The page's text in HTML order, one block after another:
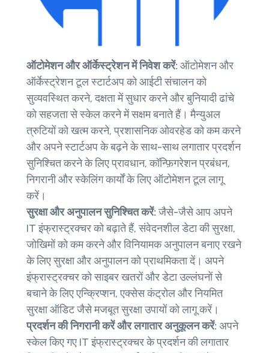
ऑटोमेशन और ऑर्केस्ट्रेशन में निवेश करें: ऑटोमेशन और
ऑर्केस्ट्रेशन टूल स्टार्टअप को आईटी संचालन को
सुव्यवस्थित करने, दक्षता में सुधार करने और बुनियादी ढांचे
को सहजता से स्केल करने में सक्षम बनाते हैं। मैन्युअल
त्रुटियों को खत्म करने, प्रशासनिक ओवरहेड को कम करने
और अपने स्टार्टअप के बढ़ने के साथ-साथ लगातार प्रदर्शन
सुनिश्चित करने के लिए प्रावधान, कॉन्फ़िगरेशन प्रबंधन,
निगरानी और स्केलिंग कार्यों के लिए ऑटोमेशन टूल लागू
करें।
सुरक्षा और अनुपालन सुनिश्चित करें:जैसे-जैसे आप अपने
IT इंफ्रास्ट्रक्चर को बढ़ाते हैं, संवेदनशील डेटा की सुरक्षा,
जोखिमों को कम करने और विनियामक अनुपालन बनाए रखने
के लिए सुरक्षा और अनुपालन को प्राथमिकता दें। अपने
इंफ्रास्ट्रक्चर को साइबर खतरों और डेटा उल्लंघनों से
बचाने के लिए एन्क्रिप्शन, एक्सेस कंट्रोल और नियमित
सुरक्षा ऑडिट जैसे मजबूत सुरक्षा उपायों को लागू करें।
प्रदर्शन की निगरानी करें और लगातार अनुकूलन करें: अपने
स्केल किए गए IT इंफ्रास्ट्रक्चर के प्रदर्शन की लगातार